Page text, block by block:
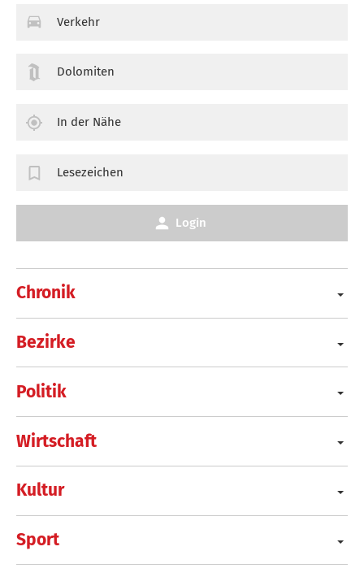
Chronik
Bezirke
Politik
Wirtschaft
Kultur
Sport
Verkehr
Dolomiten
In der Nähe
Lesezeichen
Login